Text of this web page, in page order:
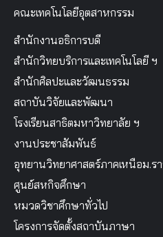
คณะเทคโนโลยีอุตสาหกรรม
สำนักงานอธิการบดี
สำนักวิทยบริการและเทคโนโลยี ฯ
สำนักศิลปะและวัฒนธรรม
สถาบันวิจัยและพัฒนา
โรงเรียนสาธิตมหาวิทยาลัย ฯ
งานประชาสัมพันธ์
อุทยานวิทยาศาสตร์ภาคเหนือม.ร
ศูนย์สหกิจศึกษา
หมวดวิชาศึกษาทั่วไป
โครงการจัดตั้งสถาบันภาษา